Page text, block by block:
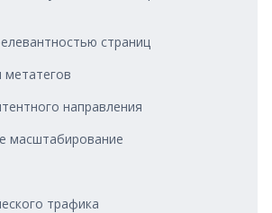
страниц
метатегов
направления
масштабирование
трафика